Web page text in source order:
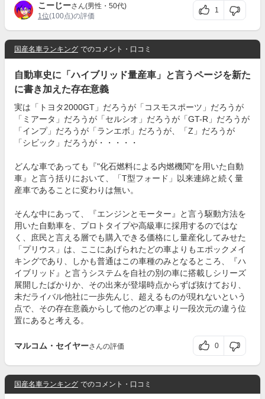
こーじーさん(男性・50代)
1位(100点)の評価
1
国産名車ランキング でのコメント・口コミ
自動車史に「ハイブリッド量産車」と言うページを新た
に書き加えた存在意義
実は「トヨタ2000GT」だろうが「コスモスポーツ」だろうが
「ミアータ」だろうが「セルシオ」だろうが「GT-R」だろうが
「インプ」だろうが「ランエボ」だろうが、「Z」だろうが
「シビック」だろうが・・・・・
どんな車であっても『"化石燃料による内燃機関"を用いた自動
車』と言う括りにおいて、「T型フォード」以来連綿と続く量
産車であることに変わりは無い。
そんな中にあって、『エンジンとモーター』と言う駆動方法を
用いた自動車を、プロトタイプや高級車に採用するのではな
く、庶民と言える層でも購入できる価格にし量産化してみせた
「プリウス」は、ここにあげられたどの車よりもエポックメイ
キングであり、しかも普通はこの車種のみとなるところ、『ハ
イブリッド』と言うシステムを自社の別の車に搭載しシリーズ
展開したばかりか、その出来が登場時点からずば抜けており、
未だライバル他社に一歩先んじ、超えるものが現れないという
点で、その存在意義からして他のどの車より一段次元の違う位
置にあると考える。
マルコム・セイヤーさんの評価 0
国産名車ランキング でのコメント・口コミ